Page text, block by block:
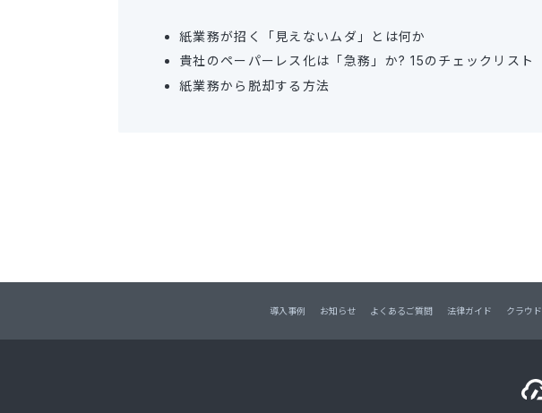
紙業務が招く「⾒えないムダ」とは何か
貴社のペーパーレス化は「急務」か? 15のチェックリスト
紙業務から脱却する⽅法
導入事例 お知らせ よくあるご質問 法律ガイド クラウ